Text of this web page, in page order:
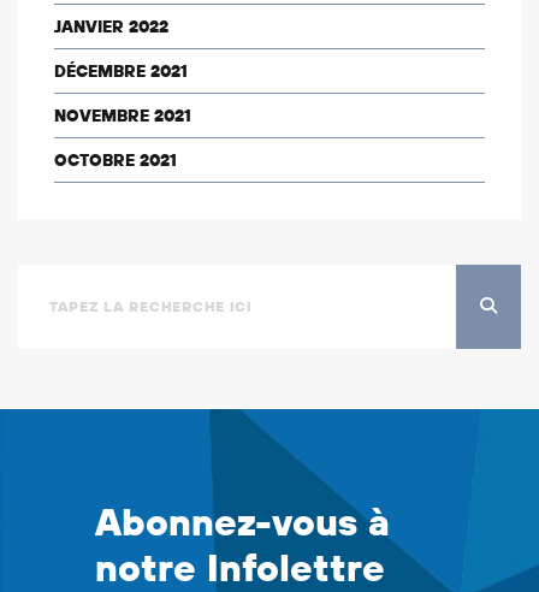
JANVIER 2022
DÉCEMBRE 2021
NOVEMBRE 2021
OCTOBRE 2021
Abonnez-vous à
notre Infolettre